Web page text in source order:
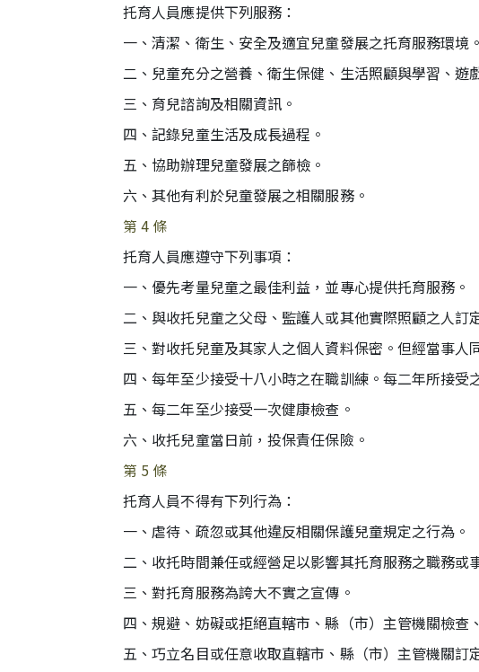
托育人員應提供下列服務：
一、清潔、衛生、安全及適宜兒童發展之托育服務環境。
二、兒童充分之營養、衛生保健、生活照顧與學習、遊
三、育兒諮詢及相關資訊。
四、記錄兒童生活及成長過程。
五、協助辦理兒童發展之篩檢。
六、其他有利於兒童發展之相關服務。
第 4 條
托育人員應遵守下列事項：
一、優先考量兒童之最佳利益，並專心提供托育服務。
二、與收托兒童之父母、監護人或其他實際照顧之人訂
三、對收托兒童及其家人之個人資料保密。但經當事人
四、每年至少接受十八小時之在職訓練。每二年所接受
五、每二年至少接受一次健康檢查。
六、收托兒童當日前，投保責任保險。
第 5 條
托育人員不得有下列行為：
一、虐待、疏忽或其他違反相關保護兒童規定之行為。
二、收托時間兼任或經營足以影響其托育服務之職務或
三、對托育服務為誇大不實之宣傳。
四、規避、妨礙或拒絕直轄市、縣（市）主管機關檢查
五、巧立名目或任意收取直轄市、縣（市）主管機關訂